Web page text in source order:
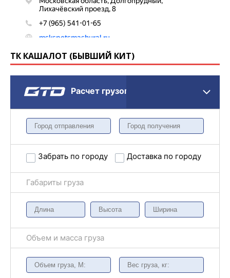
ТК КАШАЛОТ (БЫВШИЙ КИТ)
Расчет грузоперевозки
Забрать по городу Доставка по городу
Габариты груза
Объем и масса груза